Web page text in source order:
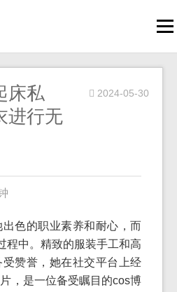
床私
进行无
2024-05-30
色的职业素养和耐心，而
程中。精致的服装手工和高
赞誉，她在社交平台上经
，是一位备受瞩目的cos博